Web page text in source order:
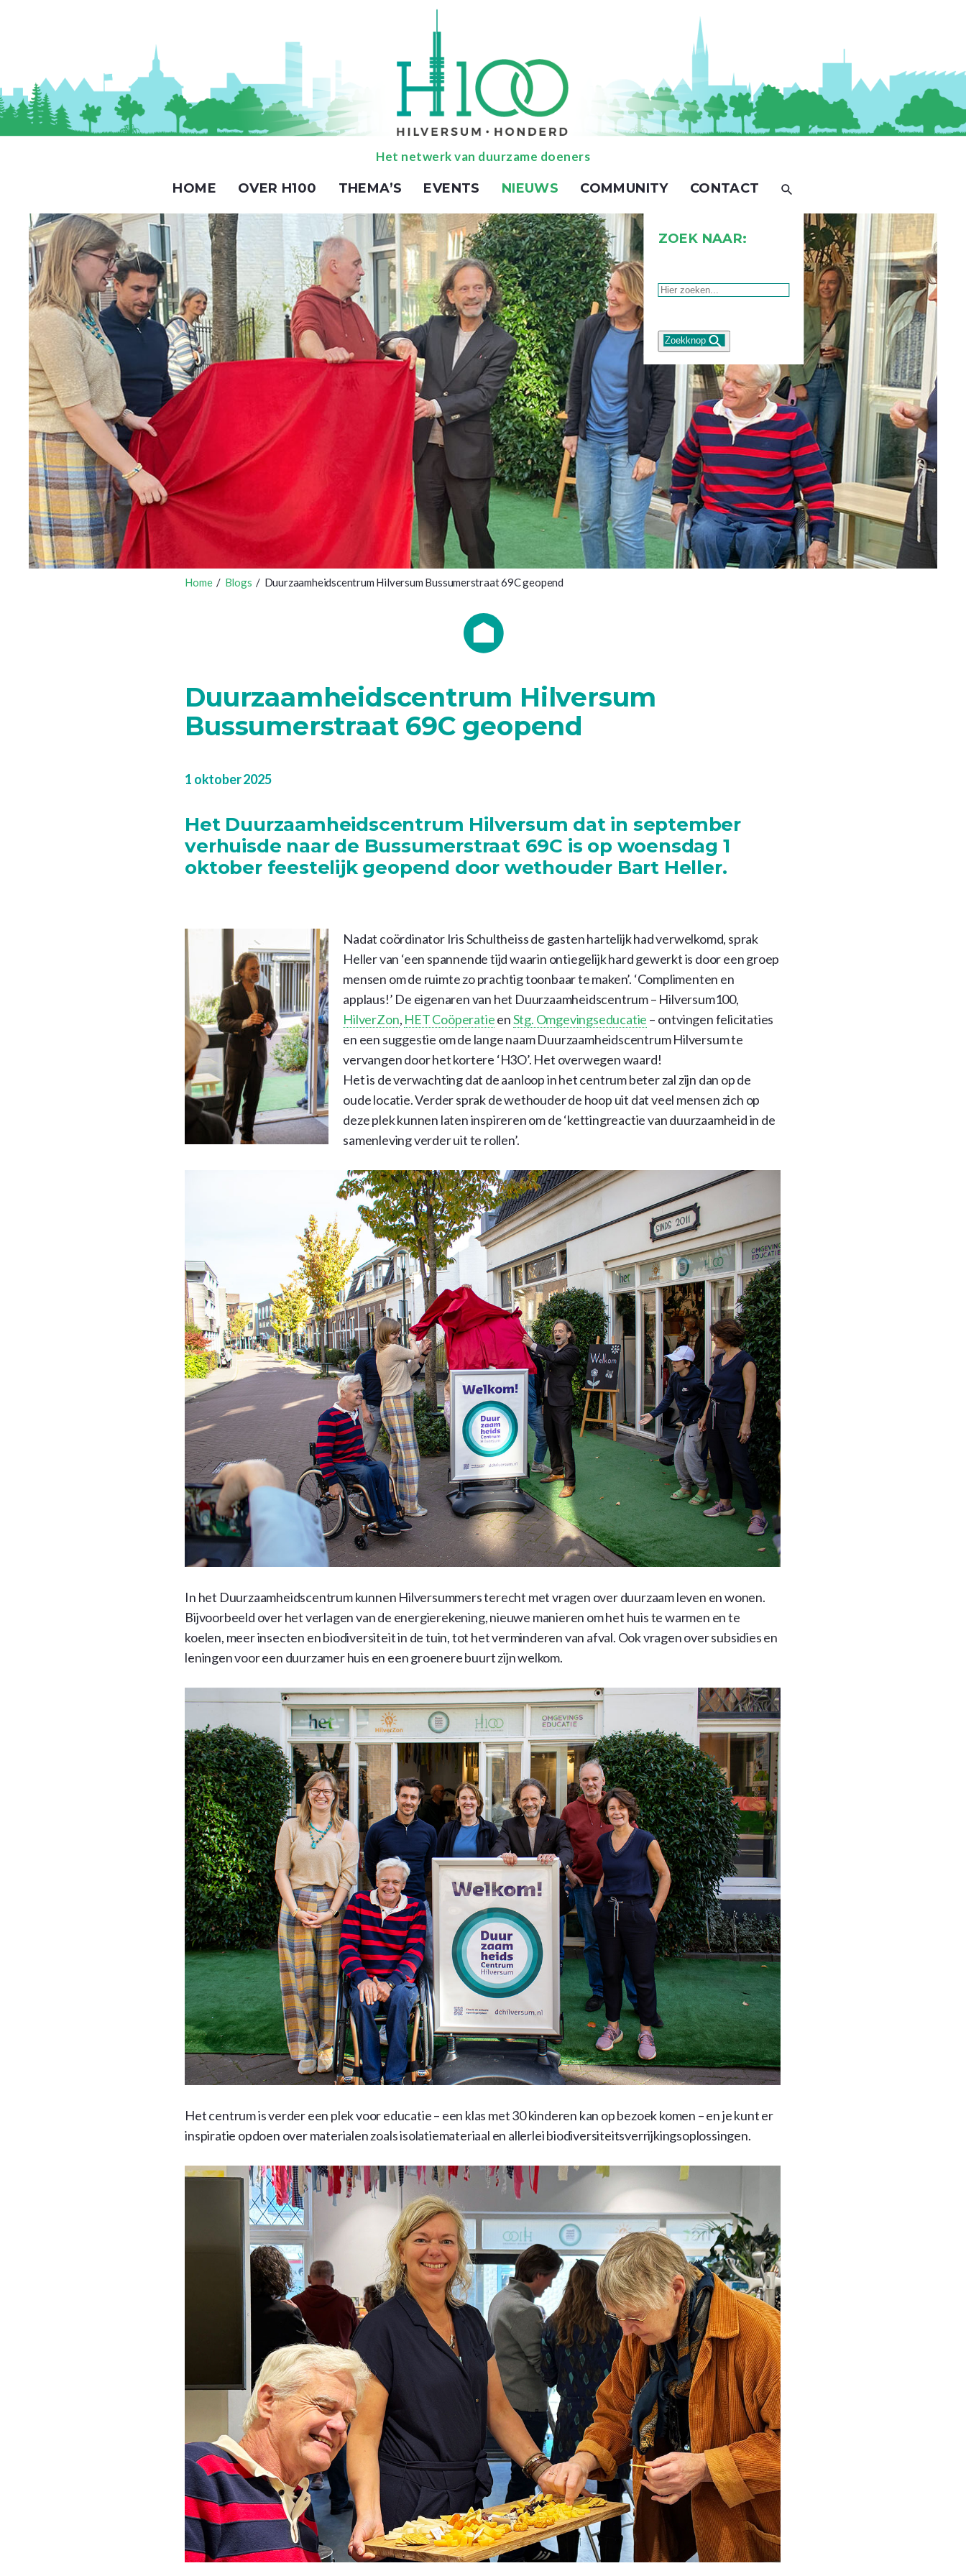
Het netwerk van duurzame doeners
HOME OVER H100 THEMA’S EVENTS NIEUWS COMMUNITY CONTACT
ZOEK NAAR:
Zoekknop
Home/ Blogs / Duurzaamheidscentrum Hilversum Bussumerstraat 69C geopend
Duurzaamheidscentrum Hilversum
Bussumerstraat 69C geopend
1 oktober 2025
Het Duurzaamheidscentrum Hilversum dat in september
verhuisde naar de Bussumerstraat 69C is op woensdag 1
oktober feestelijk geopend door wethouder Bart Heller.
Nadat coördinator Iris Schultheiss de gasten hartelijk had verwelkomd, sprak
Heller van ‘een spannende tijd waarin ontiegelijk hard gewerkt is door een groep
mensen om de ruimte zo prachtig toonbaar te maken’. ‘Complimenten en
applaus!’ De eigenaren van het Duurzaamheidscentrum – Hilversum100,
HilverZon, HET CoöperatieenStg. Omgevingseducatie – ontvingen felicitaties
en een suggestie om de lange naam Duurzaamheidscentrum Hilversum te
vervangen door het kortere ‘H3O’. Het overwegen waard!
Het is de verwachting dat de aanloop in het centrum beter zal zijn dan op de
oude locatie. Verder sprak de wethouder de hoop uit dat veel mensen zich op
deze plek kunnen laten inspireren om de ‘kettingreactie van duurzaamheid in de
samenleving verder uit te rollen’.
In het Duurzaamheidscentrum kunnen Hilversummers terecht met vragen over duurzaam leven en wonen.
Bijvoorbeeld over het verlagen van de energierekening, nieuwe manieren om het huis te warmen en te
koelen, meer insecten en biodiversiteit in de tuin, tot het verminderen van afval. Ook vragen over subsidies en
leningen voor een duurzamer huis en een groenere buurt zijn welkom.
Het centrum is verder een plek voor educatie – een klas met 30 kinderen kan op bezoek komen – en je kunt er
inspiratie opdoen over materialen zoals isolatiemateriaal en allerlei biodiversiteitsverrijkingsoplossingen.